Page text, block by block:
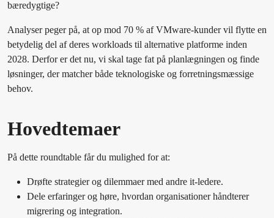
bæredygtige?
Analyser peger på, at op mod 70 % af VMware-kunder vil flytte en
betydelig del af deres workloads til alternative platforme inden
2028. Derfor er det nu, vi skal tage fat på planlægningen og finde
løsninger, der matcher både teknologiske og forretningsmæssige
behov.
Hovedtemaer
På dette roundtable får du mulighed for at:
Drøfte strategier og dilemmaer med andre it-ledere.
Dele erfaringer og høre, hvordan organisationer håndterer
migrering og integration.